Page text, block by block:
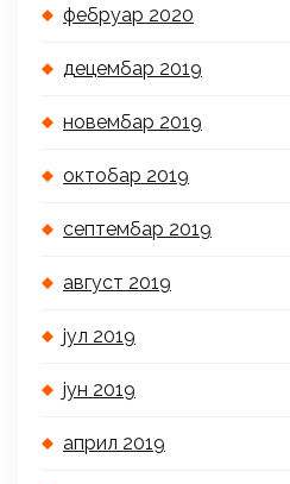
фебруар 2020
децембар 2019
новембар 2019
октобар 2019
септембар 2019
август 2019
јул 2019
јун 2019
април 2019